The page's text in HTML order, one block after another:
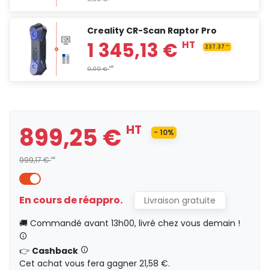
899,25 €
0,00 €
2 662,20 €
Creality CR-Scan Raptor Pro
899,25 € HT
999,17 €HT
- 10%
En cours de réappro.
Livraison gratuite
🚚 Commandé avant 13h00, livré chez vous demain !
👉 Cashback
Cet achat vous fera gagner 21,58 €.